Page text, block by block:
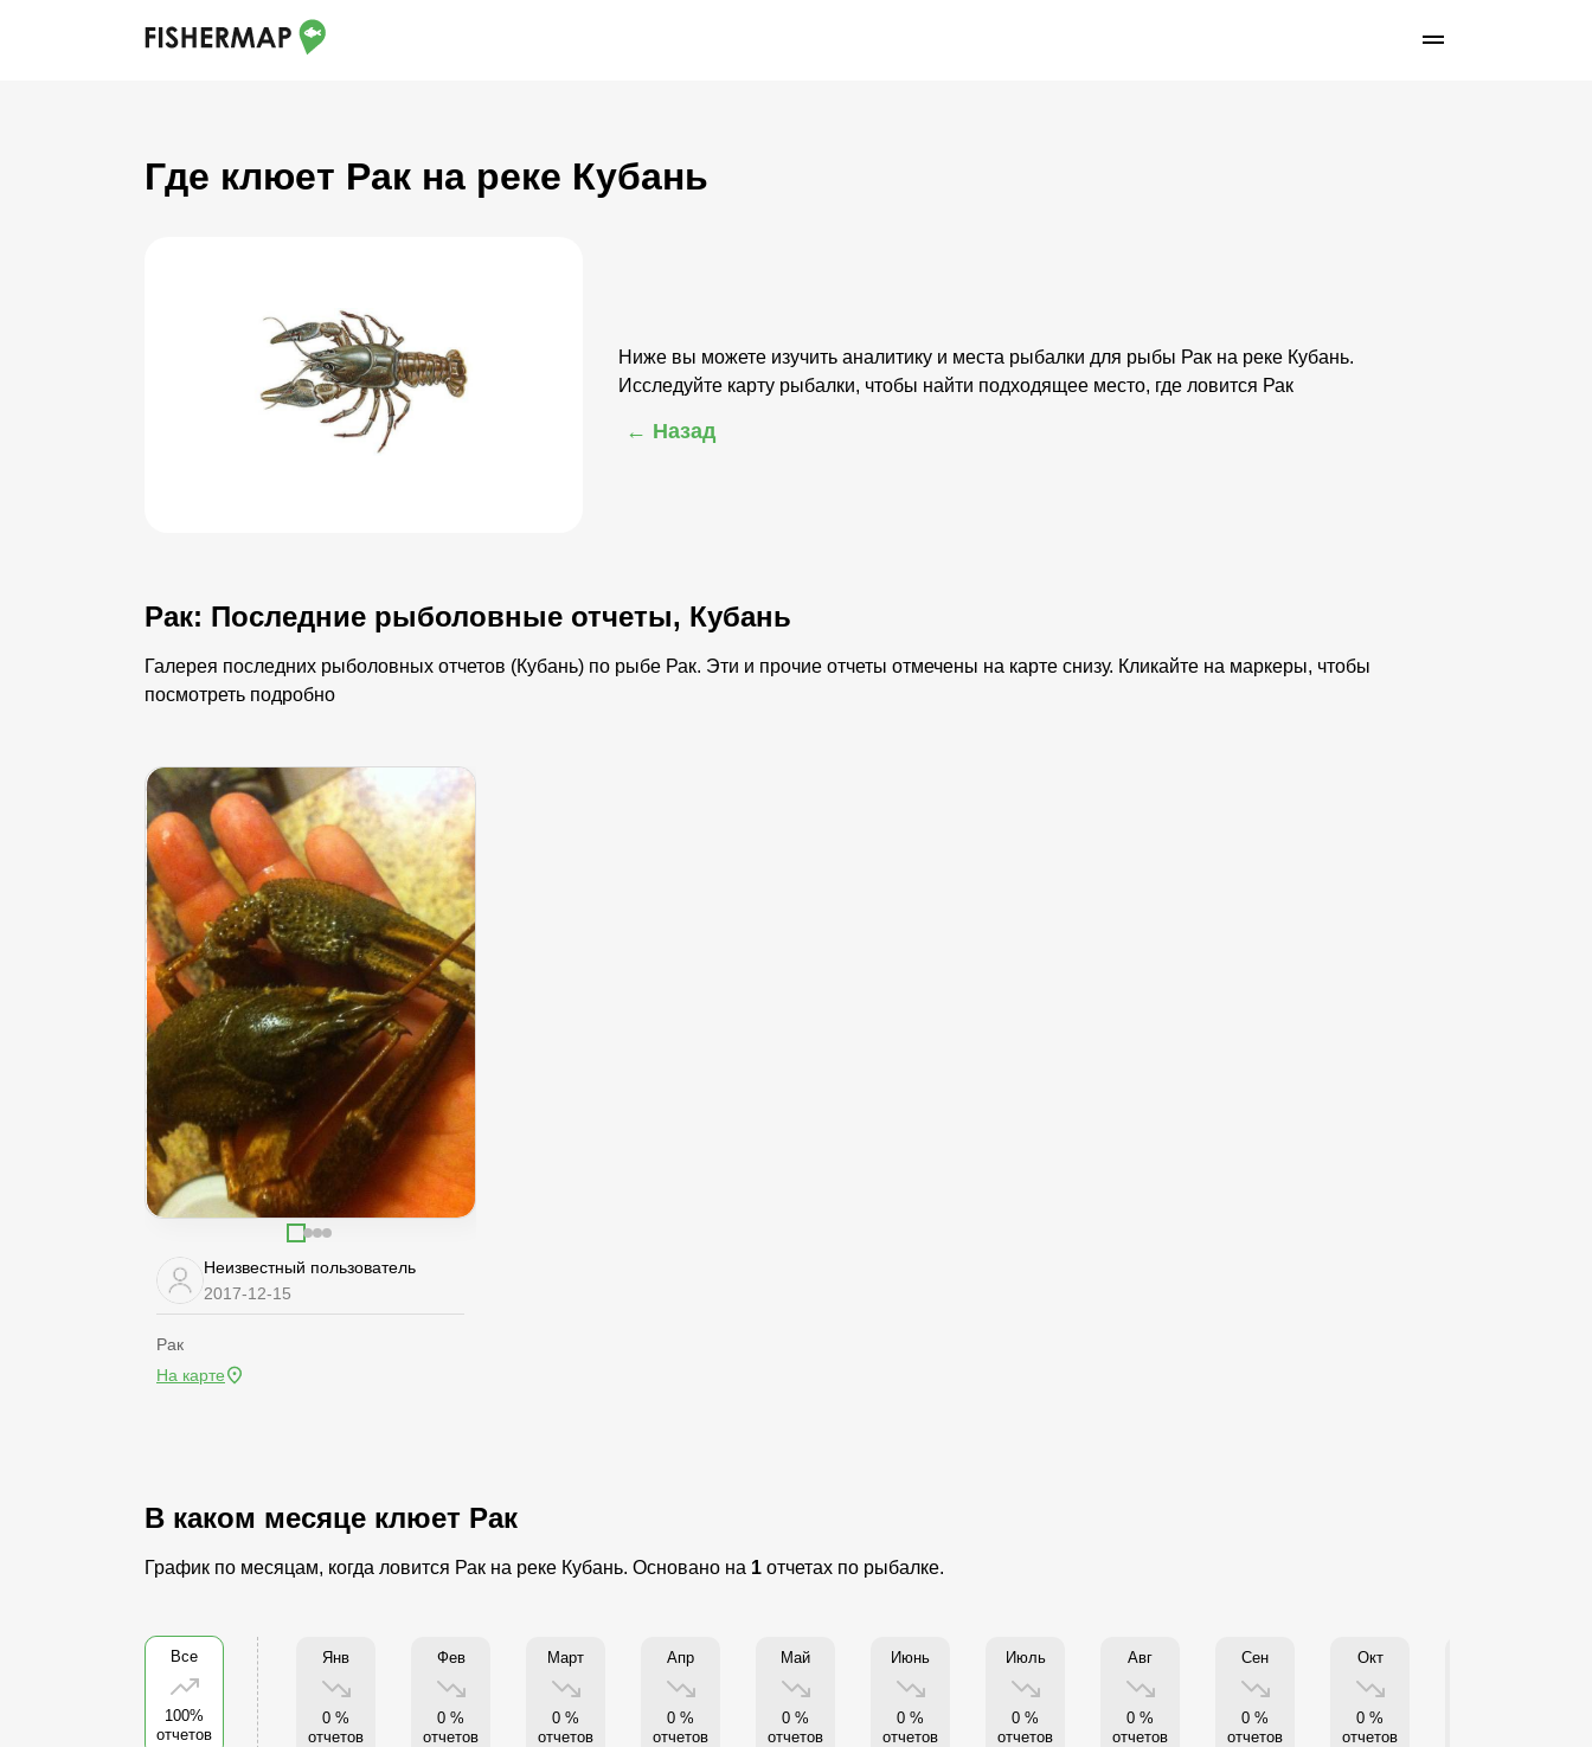
Где клюет Рак на реке Кубань
Ниже вы можете изучить аналитику и места рыбалки для рыбы Рак на реке Кубань.
Исследуйте карту рыбалки, чтобы найти подходящее место, где ловится Рак
← Назад
Рак: Последние рыболовные отчеты, Кубань
Галерея последних рыболовных отчетов (Кубань) по рыбе Рак. Эти и прочие отчеты отмечены на карте снизу. Кликайте на маркеры, чтобы
посмотреть подробно
Неизвестный пользователь
2017-12-15
Рак
На карте
В каком месяце клюет Рак
График по месяцам, когда ловится Рак на реке Кубань. Основано на 1 отчетах по рыбалке.
Все
100%
отчетов
Янв
0 %
отчетов
Фев
0 %
отчетов
Март
0 %
отчетов
Апр
0 %
отчетов
Май
0 %
отчетов
Июнь
0 %
отчетов
Июль
0 %
отчетов
Авг
0 %
отчетов
Сен
0 %
отчетов
Окт
0 %
отчетов